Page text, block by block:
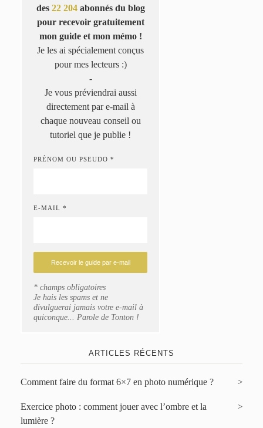
des 22 204abonnés du blog
pour recevoir gratuitement
mon guide et mon mémo !
Je les ai spécialement conçus
pour mes lecteurs :)
-
Je vous préviendrai aussi
directement par e-mail à
chaque nouveau conseil ou
tutoriel que je publie !
PRÉNOM OU PSEUDO *
E-MAIL *
* champs obligatoires
Je hais les spams et ne
divulguerai jamais votre e-mail à
quiconque... Parole de Tonton !
ARTICLES RÉCENTS
Comment faire du format 6×7 en photo numérique ?
Exercice photo : comment jouer avec l’ombre et la
lumière ?